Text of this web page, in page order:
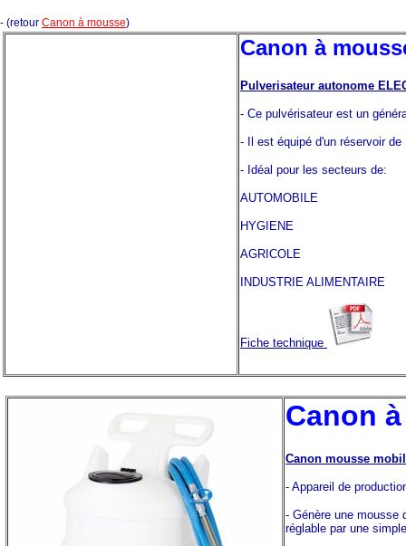
- (retour Canon à mousse)
Canon à
Pulverisateur autonome
- Ce pulvérisateur est un
- Il est équipé d'un réservoir
- Idéal pour les secteurs de:
AUTOMOBILE
HYGIENE
AGRICOLE
INDUSTRIE ALIMENTAIRE
Fiche technique
Canon
Canon mousse
- Appareil de
- Génère une mousse
réglable par une